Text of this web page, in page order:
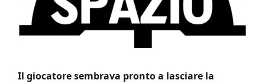
Il giocatore sembrava pronto a lasciare la